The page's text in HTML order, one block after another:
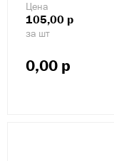
Цена
105,00 р
за шт
0,00 р